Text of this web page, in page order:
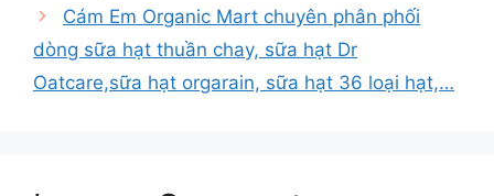
Cám Em Organic Mart chuyên phân phối
dòng sữa hạt thuần chay, sữa hạt Dr
Oatcare,sữa hạt orgarain, sữa hạt 36 loại hạt,…